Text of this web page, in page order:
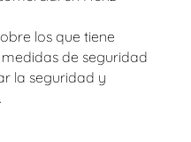
los que tiene
de seguridad
la seguridad y